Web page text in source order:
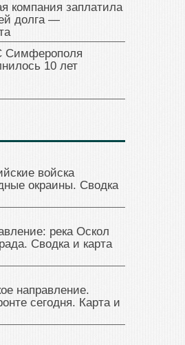
компания заплатила
долга —
Симферополя
10 лет
войска
окраины. Сводка
река Оскол
Сводка и карта
направление.
сегодня. Карта и